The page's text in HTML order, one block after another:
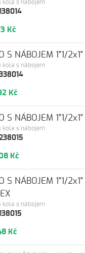
kola s nábojem
Kč
kola s nábojem
S NÁBOJEM 1"1/
Kč
kola s nábojem
S NÁBOJEM 1"1/
Kč
kola s nábojem
S NÁBOJEM 1"1/2x1"
Kč